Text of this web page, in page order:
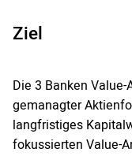
Ziel
Die 3 Banken
gemanagter
langfristiges
fokussierten Value-